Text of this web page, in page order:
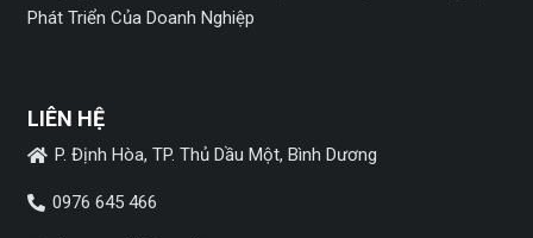
Phát Triển Của Doanh Nghiệp
LIÊN HỆ
P. Định Hòa, TP. Thủ Dầu Một, Bình Dương
0976 645 466